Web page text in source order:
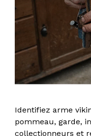
Identifiez arme
pommeau, garde,
collectionneurs et